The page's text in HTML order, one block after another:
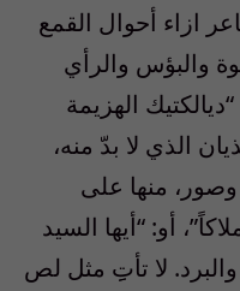
ازاء أحوال القمع
والبؤس والرأي
الهزيمة
الذي لا بدّ منه،
منها على
أو: “أيها السيد
لا تأتِِ مثل لص